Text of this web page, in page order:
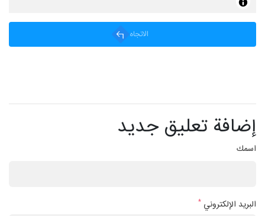
الاتجاه
إضافة تعليق جديد
اسمك
البريد الإلكتروني *